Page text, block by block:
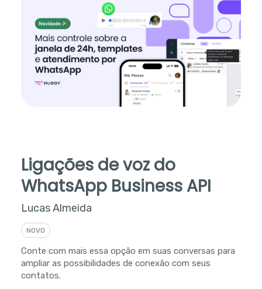
Ligações de voz do
WhatsApp Business API
Lucas Almeida
NOVO
Conte com mais essa opção em suas conversas para
ampliar as possibilidades de conexão com seus
contatos.